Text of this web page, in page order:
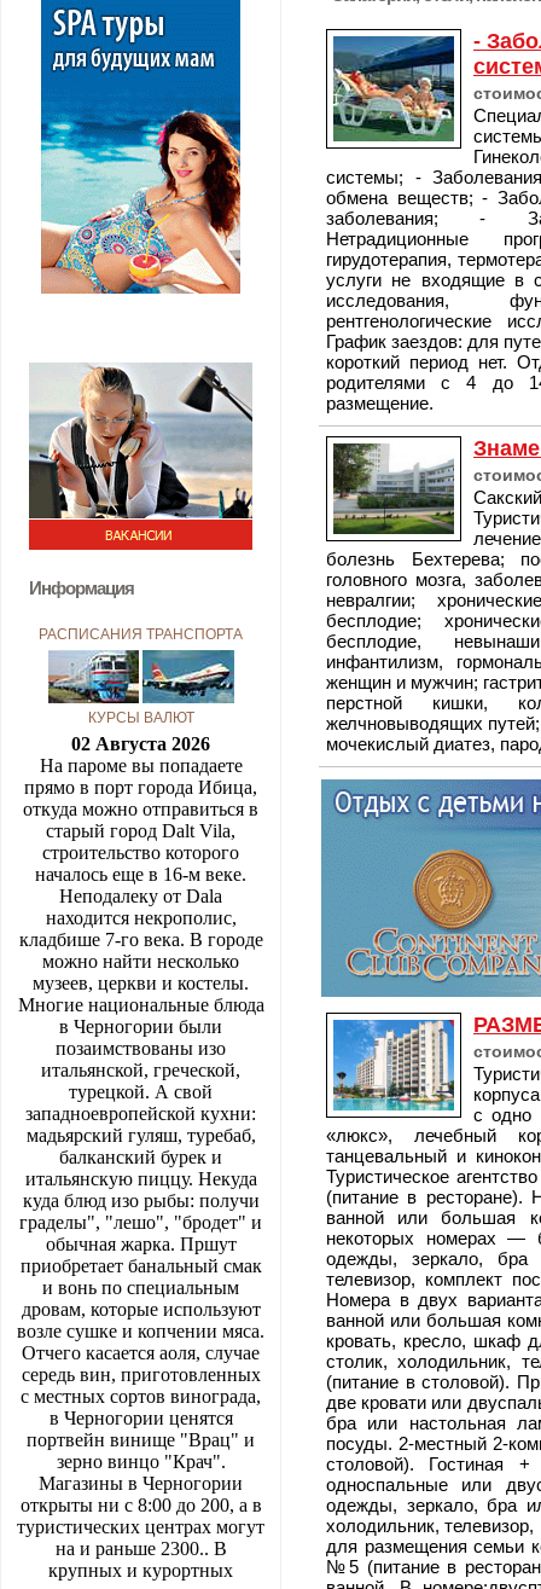
Информация
РАСПИСАНИЯ ТРАНСПОРТА
КУРСЫ ВАЛЮТ
02 Августа 2026
На пароме вы попадаете
прямо в порт города Ибица,
откуда можно отправиться в
старый город Dalt Vila,
строительство которого
началось еще в 16-м веке.
Неподалеку от Dala
находится некрополис,
кладбише 7-го века. В городе
можно найти несколько
музеев, церкви и костелы.
Многие национальные блюда
в Черногории были
позаимствованы изо
итальянской, греческой,
турецкой. А свой
западноевропейской кухни:
мадьярский гуляш, туребаб,
балканский бурек и
итальянскую пиццу. Некуда
куда блюд изо рыбы: получи
граделы", "лешо", "бродет" и
обычная жарка. Пршут
приобретает банальный смак
и вонь по специальным
дровам, которые используют
возле сушке и копчении мяса.
Отчего касается аоля, случае
середь вин, приготовленных
с местных сортов винограда,
в Черногории ценятся
портвейн винище "Врац" и
зерно винцо "Крач".
Магазины в Черногории
открыты ни с 8:00 до 200, а в
туристических центрах могут
на и раньше 2300.. В
крупных и курортных
-
системы; -
обмена веществ; -
заболевания; -
Нетрадиционные
гирудотерапия,
услуги не входящие в
исследования,
рентгенологические
График заездов: для
короткий период нет.
родителями с 4 до
размещение.
болезнь Бехтерева;
головного мозга,
невралгии;
бесплодие;
бесплодие,
инфантилизм,
женщин и мужчин;
перстной кишки,
желчновыводящих
мочекислый диатез,
с одно
«люкс», лечебный
танцевальный и
Туристическое
(питание в ресторане).
ванной или большая
некоторых номерах —
одежды, зеркало, бра
телевизор, комплект
Номера в двух
ванной или большая
кровать, кресло, шкаф
столик, холодильник,
(питание в столовой).
две кровати или
бра или настольная
посуды. 2-местный 2-
столовой). Гостиная
односпальные или
одежды, зеркало, бра
холодильник,
для размещения семьи
№5 (питание в